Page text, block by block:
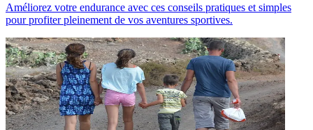
Améliorez votre endurance avec ces conseils pratiques et simples
pour profiter pleinement de vos aventures sportives.